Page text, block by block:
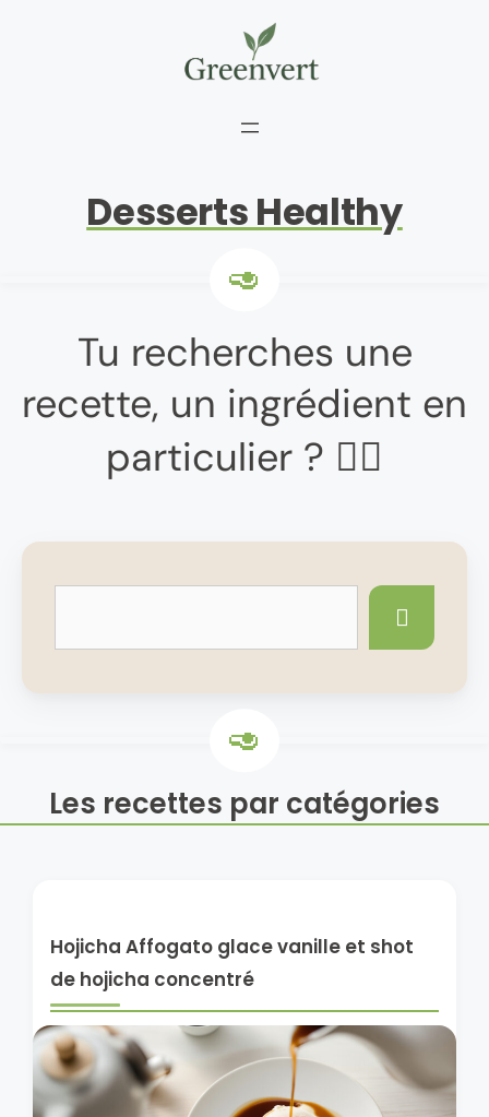
Desserts Healthy
Tu recherches une
recette, un ingrédient en
particulier ? 👇🏼
Les recettes par catégories
Hojicha Affogato glace vanille et shot
de hojicha concentré